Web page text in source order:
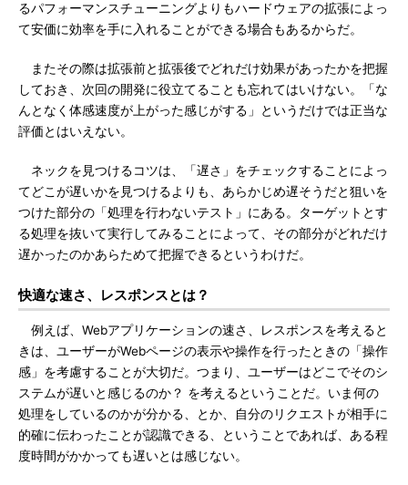
るパフォーマンスチューニングよりもハードウェアの拡張によっ
て安価に効率を手に入れることができる場合もあるからだ。
またその際は拡張前と拡張後でどれだけ効果があったかを把握
しておき、次回の開発に役立てることも忘れてはいけない。「な
んとなく体感速度が上がった感じがする」というだけでは正当な
評価とはいえない。
ネックを見つけるコツは、「遅さ」をチェックすることによっ
てどこが遅いかを見つけるよりも、あらかじめ遅そうだと狙いを
つけた部分の「処理を行わないテスト」にある。ターゲットとす
る処理を抜いて実行してみることによって、その部分がどれだけ
遅かったのかあらためて把握できるというわけだ。
快適な速さ、レスポンスとは？
例えば、Webアプリケーションの速さ、レスポンスを考えると
きは、ユーザーがWebページの表示や操作を行ったときの「操作
感」を考慮することが大切だ。つまり、ユーザーはどこでそのシ
ステムが遅いと感じるのか？ を考えるということだ。いま何の
処理をしているのかが分かる、とか、自分のリクエストが相手に
的確に伝わったことが認識できる、ということであれば、ある程
度時間がかかっても遅いとは感じない。